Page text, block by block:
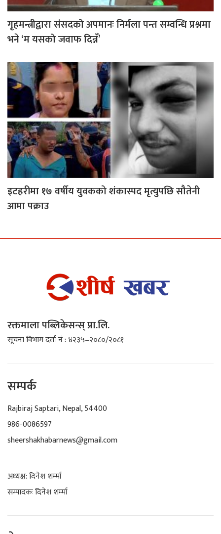
गृहमन्त्रीद्वारा संसदको अपमानः निर्मला पन्त सम्वन्धि प्रश्नमा
भने ‘म यसको जवाफ दिन्नँ’
इटहरीमा १७ वर्षीय युवकको शंकास्पद मृत्युपछि सौतेनी
आमा पक्राउ
रक्तमाला पब्लिकेसन्स् प्रा.लि.
सूचना विभाग दर्ता नं : ४२३५–२०८०/२०८१
सम्पर्क
Rajbiraj Saptari, Nepal, 54400
986-0086597
sheershakhabarnews@gmail.com
अध्यक्ष: दिनेश शर्म्मा
सम्पादकः दिनेश शर्म्मा